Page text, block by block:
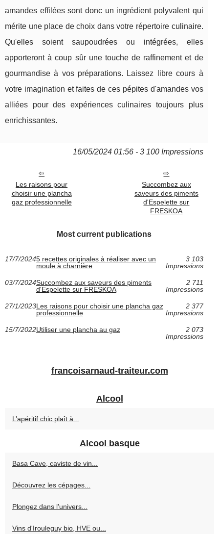
amandes effilées sont donc un ingrédient polyvalent qui
mérite une place de choix dans votre répertoire culinaire.
Qu'elles soient saupoudrées ou intégrées, elles
apporteront à coup sûr une touche de raffinement et de
gourmandise à vos préparations. Laissez libre cours à
votre imagination et faites de ces pépites d'amandes vos
alliées pour des expériences culinaires toujours plus
enrichissantes.
16/05/2024 01:56 - 3 100 Impressions
Les raisons pour
choisir une plancha
gaz professionnelle
Succombez aux
saveurs des piments
d'Espelette sur
FRESKOA
Most current publications
17/7/20245 recettes originales à réaliser avec un
moule à charnière
3 103
Impressions
03/7/2024Succombez aux saveurs des piments
d'Espelette sur FRESKOA
2 711
Impressions
27/1/2023Les raisons pour choisir une plancha gaz
professionnelle
2 377
Impressions
15/7/2022Utiliser une plancha au gaz
2 073
Impressions
francoisarnaud-traiteur.com
Alcool
L’apéritif chic plaît à...
Alcool basque
Basa Cave, caviste de vin...
Découvrez les cépages...
Plongez dans l'univers...
Vins d'Irouleguy bio, HVE ou...